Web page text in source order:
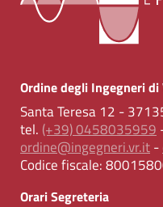
Ordine degli Ingegneri
Santa Teresa 12 -
tel. (+39) 0458035959
ordine@ingegneri.vr.it-
Codice fiscale:
Orari Segreteria